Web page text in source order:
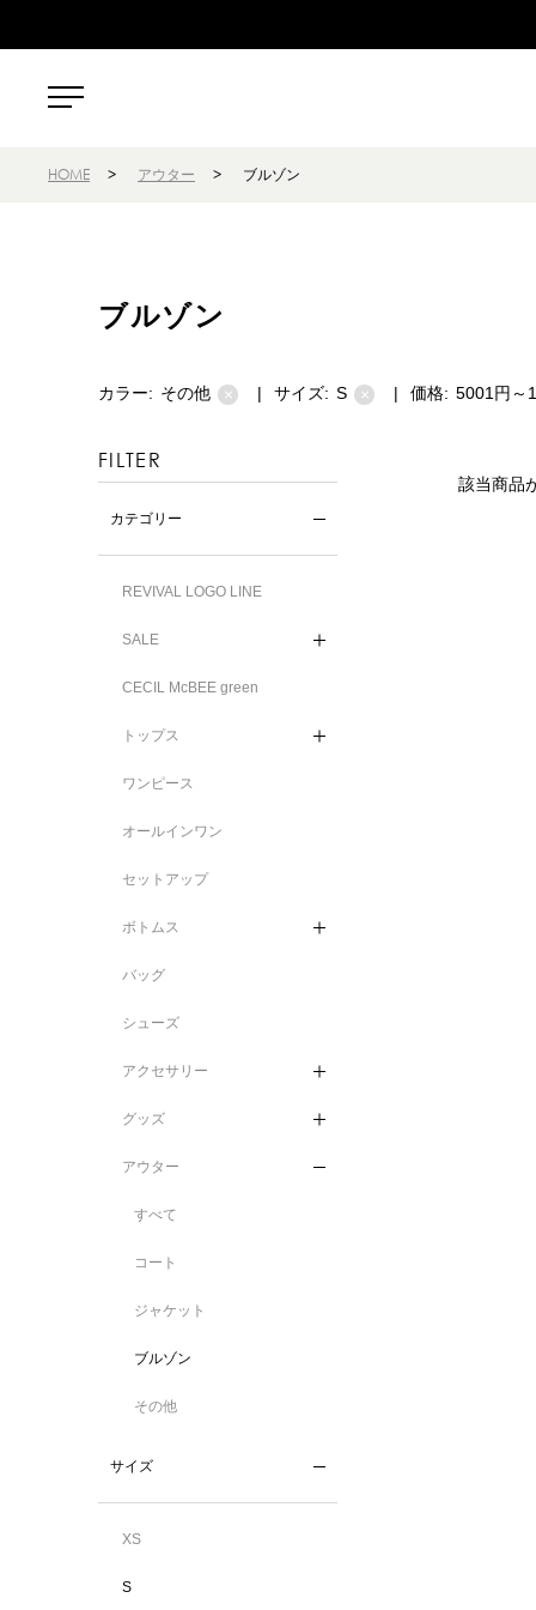
HOME > アウター > ブルゾン
ブルゾン
カラー: その他 × | サイズ: S × | 価格: 5001円～
FILTER
カテゴリー
REVIVAL LOGO LINE
SALE
CECIL McBEE green
トップス
ワンピース
オールインワン
セットアップ
ボトムス
バッグ
シューズ
アクセサリー
グッズ
アウター
すべて
コート
ジャケット
ブルゾン
その他
サイズ
XS
S
該当商品